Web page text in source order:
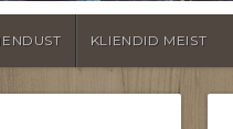
KLIENDID MEIST